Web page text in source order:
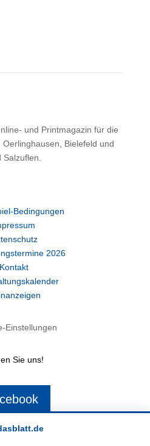
und Printmagazin für die
Bielefeld und
Salzuflen.
Bedingungen
2026
Kontakt
Einstellungen
Sie uns!